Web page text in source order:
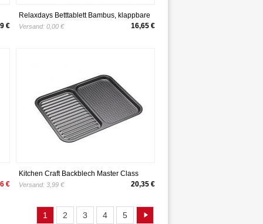
€
Relaxdays Betttablett Bambus, klappbare
Beine, erhöhter Rand, Tablett zum
Versand: 0,00 € 16,65 €
€
Kitchen Craft Backblech Master Class
39cmx31cm, Karbonstahl, Grau, 28 x 18 x
Versand: 3,99 € 20,35 €
1 2 3 4 5